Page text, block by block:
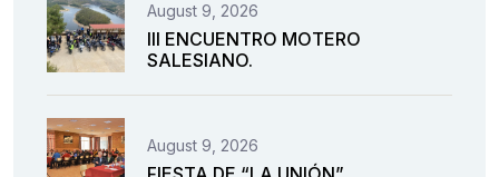
August 9, 2026
III ENCUENTRO MOTERO
SALESIANO.
August 9, 2026